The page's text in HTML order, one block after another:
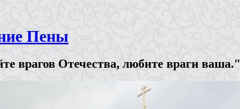
Пены
врагов Отечества, любите враги ваша."